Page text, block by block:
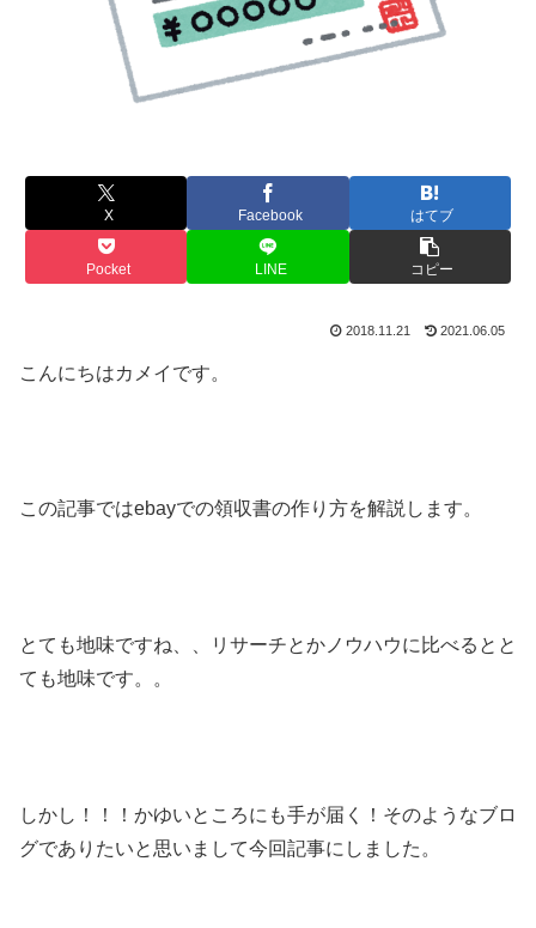
X Facebook はてブ
Pocket LINE コピー
2018.11.21 2021.06.05
こんにちはカメイです。
この記事ではebayでの領収書の作り方を解説します。
とても地味ですね、、リサーチとかノウハウに比べるとと
ても地味です。。
しかし！！！かゆいところにも手が届く！そのようなブロ
グでありたいと思いまして今回記事にしました。